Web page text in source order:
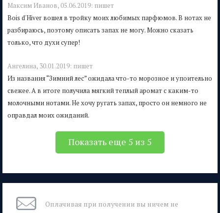
Максим Иванов, 05.06.2019: пишет
Bois d'Hiver вошел в тройку моих любимых парфюмов. В нотах не
разбираюсь, поэтому описать запах не могу. Можно сказать
только, что духи супер!
Ангелина, 30.01.2019: пишет
Из названия “Зимний лес” ожидала что-то морозное и упоительно
свежее. А в итоге получила мягкий теплый аромат с каким-то
молочными нотами. Не хочу ругать запах, просто он немного не
оправдал моих ожиданий.
Показать еще 5 из 5
Оплачивая при получении вы ничем не